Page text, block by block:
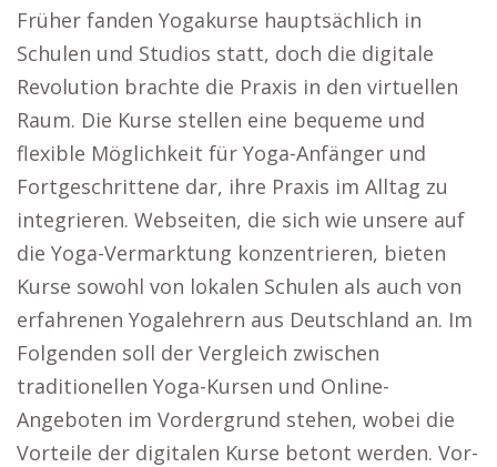
Früher fanden Yogakurse hauptsächlich in
Schulen und Studios statt, doch die digitale
Revolution brachte die Praxis in den virtuellen
Raum. Die Kurse stellen eine bequeme und
flexible Möglichkeit für Yoga-Anfänger und
Fortgeschrittene dar, ihre Praxis im Alltag zu
integrieren. Webseiten, die sich wie unsere auf
die Yoga-Vermarktung konzentrieren, bieten
Kurse sowohl von lokalen Schulen als auch von
erfahrenen Yogalehrern aus Deutschland an. Im
Folgenden soll der Vergleich zwischen
traditionellen Yoga-Kursen und Online-
Angeboten im Vordergrund stehen, wobei die
Vorteile der digitalen Kurse betont werden. Vor-